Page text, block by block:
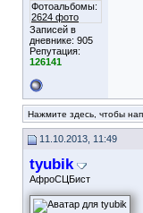
Фотоальбомы:
2624 фото
Записей в
дневнике: 905
Репутация:
126141
Нажмите здесь, чтобы
11.10.2013, 11:49
tyubik
АфроСЦБист